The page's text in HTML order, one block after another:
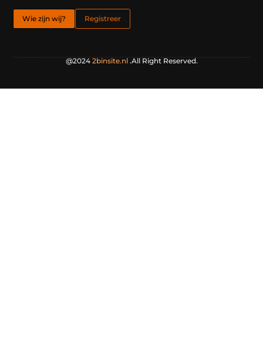
Wie zijn wij? Registreer
@2024 2binsite.nl.All Right Reserved.